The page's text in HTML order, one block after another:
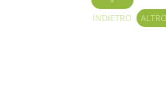
INDIETRO
ALTRO